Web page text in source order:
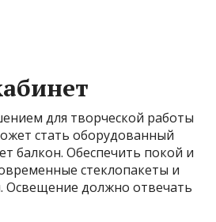
для творческой работы
стать оборудованный
балкон. Обеспечить покой и
стеклопакеты и
Освещение должно отвечать